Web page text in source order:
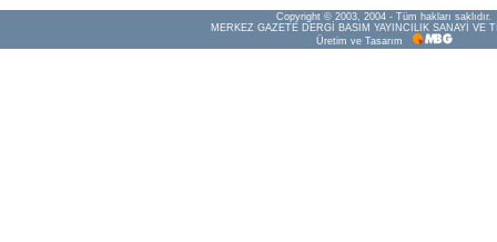
Copyright © 2003, 2004 - Tüm hakları saklıdır.
MERKEZ GAZETE DERGİ BASIM YAYINCILIK SANAYİ VE
Üretim ve Tasarım